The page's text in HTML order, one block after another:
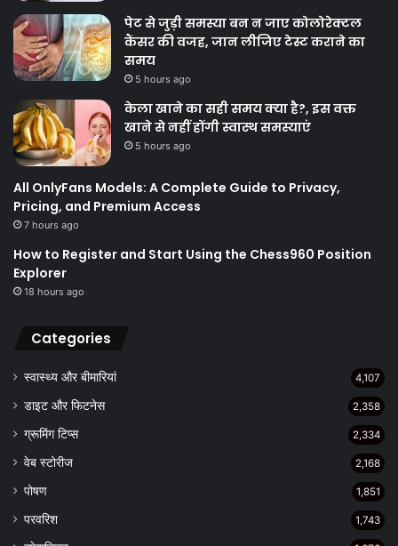
पेट से जुड़ी समस्या बन न जाए कोलोरेक्टल
कैंसर की वजह, जान लीजिए टेस्ट कराने का
समय
5 hours ago
केला खाने का सही समय क्‍या है?, इस वक्त
खाने से नहीं होंगी स्वास्थ समस्याएं
5 hours ago
All OnlyFans Models: A Complete Guide to Privacy,
Pricing, and Premium Access
7 hours ago
How to Register and Start Using the Chess960 Position
Explorer
18 hours ago
Categories
स्वास्थ्य और बीमारियां 4,107
डाइट और फिटनेस 2,358
ग्रूमिंग टिप्स 2,334
वेब स्टोरीज 2,168
पोषण 1,851
परवरिश 1,743